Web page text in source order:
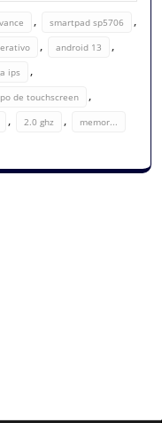
, smartpad sp5706 ,
, android 13 ,
ips ,
de touchscreen ,
, 2.0 ghz , memor...